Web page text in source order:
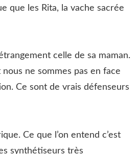
que les Rita, la vache sacrée
celle de sa maman.
ne sommes pas en face
Ce sont de vrais défenseurs
Ce que l’on entend c’est
synthétiseurs très